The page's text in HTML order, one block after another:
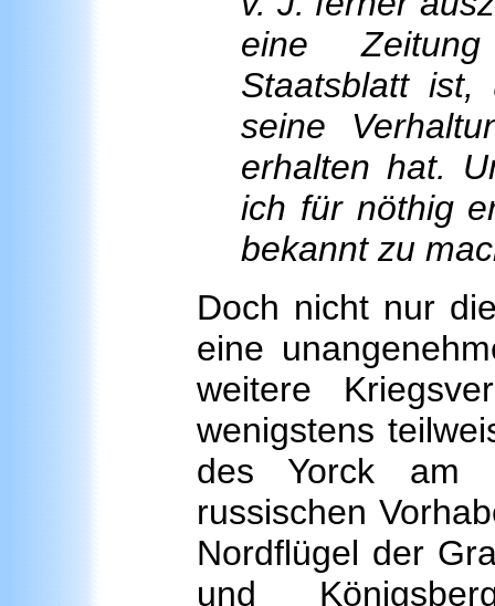
eine
Staatsblatt
seine
erhalten hat.
ich für nöthig
bekannt zu
Doch nicht nur
eine
weitere
wenigstens
des Yorck am
russischen
Nordflügel der
und